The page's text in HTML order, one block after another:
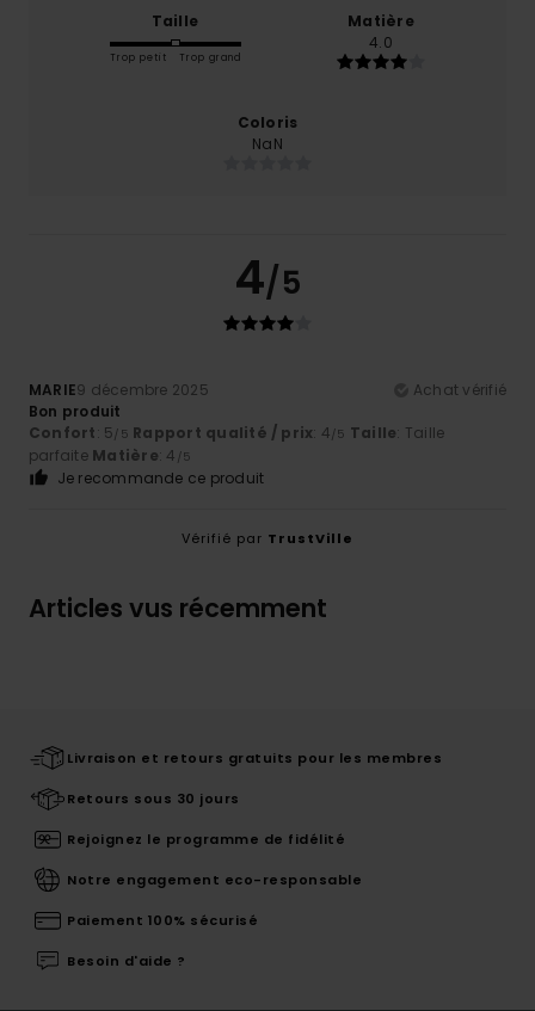
Taille
Trop petit Trop grand
Matière
4.0
Coloris
NaN
4/5
MARIE9 décembre 2025
Achat vérifié
Bon produit
Confort: 5/5 Rapport qualité / prix: 4/5 Taille: Taille
parfaite Matière: 4 /5
Je recommande ce produit
Vérifié par TrustVille
Articles vus récemment
Livraison et retours gratuits pour les membres
Retours sous 30 jours
Rejoignez le programme de fidélité
Notre engagement eco-responsable
Paiement 100% sécurisé
Besoin d'aide ?